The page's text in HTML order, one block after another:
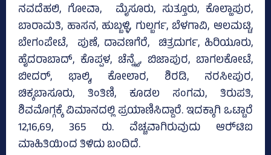
ನವದೆಹಲಿ, ಗೋವಾ, ಮೈಸೂರು, ಸುತ್ತೂರು, ಕೊಲ್ಹಾಪುರ,
ಬಾರಾಮತಿ, ಹಾಸನ, ಹುಬ್ಬಳ್ಳಿ, ಗುಲ್ಬರ್ಗ, ಬೆಳಗಾವಿ, ಆಲಮಟ್ಟಿ,
ಬೇಗಂಪೇಟೆ, ಪುಣೆ, ದಾವಣಗೆರೆ, ಚಿತ್ರದುರ್ಗ, ಹಿರಿಯೂರು,
ಹೈದರಾಬಾದ್‌, ಕೊಪ್ಪಳ, ಚೆನ್ನೈ, ಬಿಜಾಪುರ, ಬಾಗಲಕೋಟೆ,
ಬೀದರ್, ಭಾಲ್ಕಿ, ಕೋಲಾರ, ಶಿರಡಿ, ನರಸೀಪುರ,
ಚಿಕ್ಕಬಾಸೂರು, ತಿಂತಿಣಿ, ಕೂಡಲ ಸಂಗಮ, ತಿರುಪತಿ,
ಶಿವಮೊಗ್ಗಕ್ಕೆ ವಿಮಾನದಲ್ಲಿ ಪ್ರಯಾಣಿಸಿದ್ದಾರೆ. ಇದಕ್ಕಾಗಿ ಒಟ್ಟಾರೆ
12,16,69, 365 ರು. ವೆಚ್ಚವಾಗಿರುವುದು ಆರ್‍‌ಟಿಐ
ಮಾಹಿತಿಯಿಂದ ತಿಳಿದು ಬಂದಿದೆ.